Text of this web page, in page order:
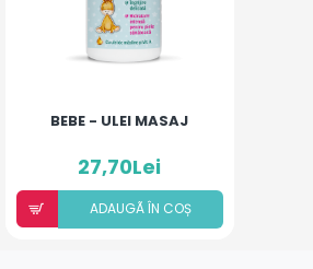
BEBE - ULEI MASAJ
27,70Lei
ADAUGÃ ÎN COȘ